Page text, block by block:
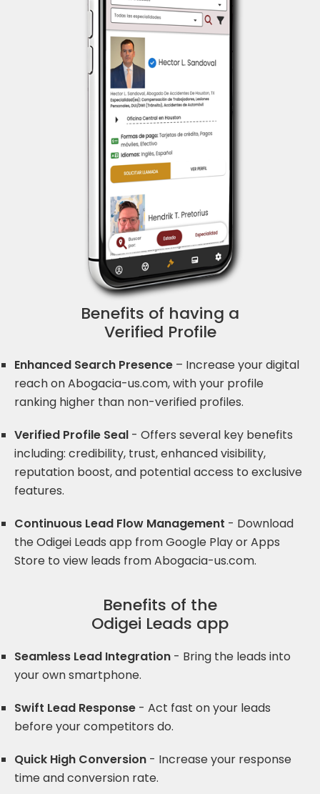
Benefits of having a
Verified Profile
Enhanced Search Presence – Increase your digital
reach on Abogacia-us.com, with your profile
ranking higher than non-verified profiles.
Verified Profile Seal - Offers several key benefits
including: credibility, trust, enhanced visibility,
reputation boost, and potential access to exclusive
features.
Continuous Lead Flow Management - Download
the Odigei Leads app from Google Play or Apps
Store to view leads from Abogacia-us.com.
Benefits of the
Odigei Leads app
Seamless Lead Integration - Bring the leads into
your own smartphone.
Swift Lead Response - Act fast on your leads
before your competitors do.
Quick High Conversion - Increase your response
time and conversion rate.